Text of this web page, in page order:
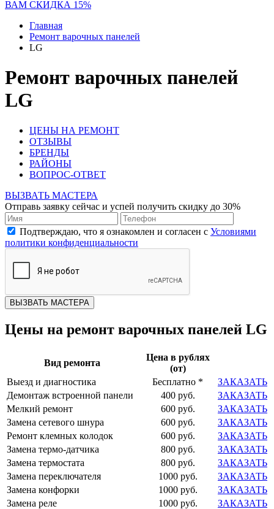
ВАМ СКИДКА 15%
Главная
Ремонт варочных панелей
LG
Ремонт варочных панелей
LG
ЦЕНЫ НА РЕМОНТ
ОТЗЫВЫ
БРЕНДЫ
РАЙОНЫ
ВОПРОС-ОТВЕТ
ВЫЗВАТЬ МАСТЕРА
Отправь заявку сейчас и успей получить скидку до 30%
Подтверждаю, что я ознакомлен и согласен с Условиями
политики конфиденциальности
ВЫЗВАТЬ МАСТЕРА
Цены на ремонт варочных панелей LG
Вид ремонта
Цена в рублях
(от)
Выезд и диагностика
Бесплатно *
ЗАКАЗАТЬ
Демонтаж встроенной панели
400 руб.
ЗАКАЗАТЬ
Мелкий ремонт
600 руб.
ЗАКАЗАТЬ
Замена сетевого шнура
600 руб.
ЗАКАЗАТЬ
Ремонт клемных колодок
600 руб.
ЗАКАЗАТЬ
Замена термо-датчика
800 руб.
ЗАКАЗАТЬ
Замена термостата
800 руб.
ЗАКАЗАТЬ
Замена переключателя
1000 руб.
ЗАКАЗАТЬ
Замена конфорки
1000 руб.
ЗАКАЗАТЬ
Замена реле
1000 руб.
ЗАКАЗАТЬ